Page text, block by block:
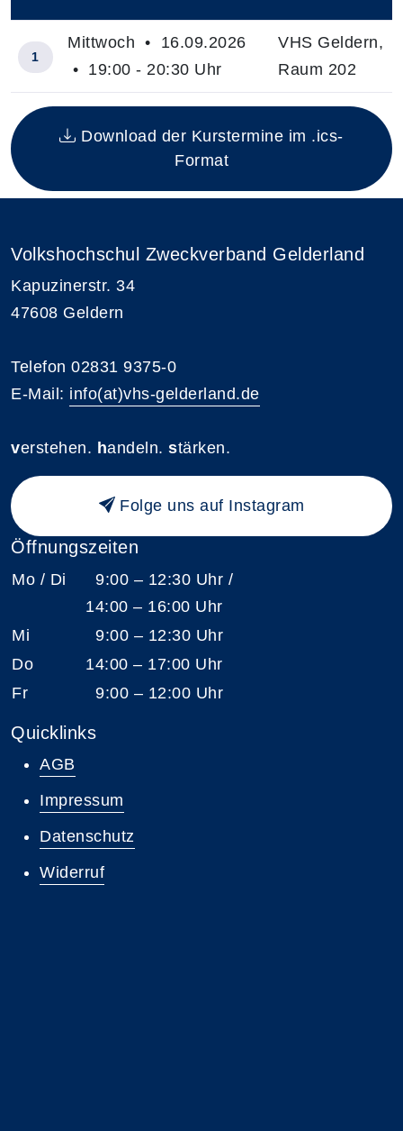
Insgesamt gibt es 1 Termine zum diesen Kurs
1
Mittwoch • 16.09.2026
• 19:00 - 20:30 Uhr
VHS Geldern,
Raum 202
Download der Kurstermine im .ics-
Format
Volkshochschul Zweckverband Gelderland
Kapuzinerstr. 34
47608 Geldern
Telefon 02831 9375-0
E-Mail: info(at)vhs-gelderland.de
verstehen. handeln. stärken.
Folge uns auf Instagram
Öffnungszeiten
Mo / Di
9:00 – 12:30 Uhr /
14:00 – 16:00 Uhr
Mi
9:00 – 12:30 Uhr
Do
14:00 – 17:00 Uhr
Fr
9:00 – 12:00 Uhr
Quicklinks
AGB
Impressum
Datenschutz
Widerruf